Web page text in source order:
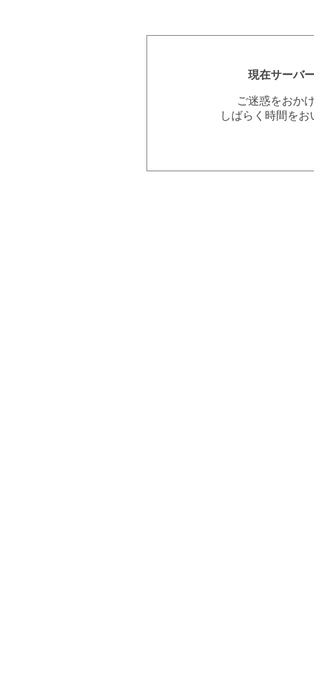
現在サーバ
ご迷惑をおか
しばらく時間を